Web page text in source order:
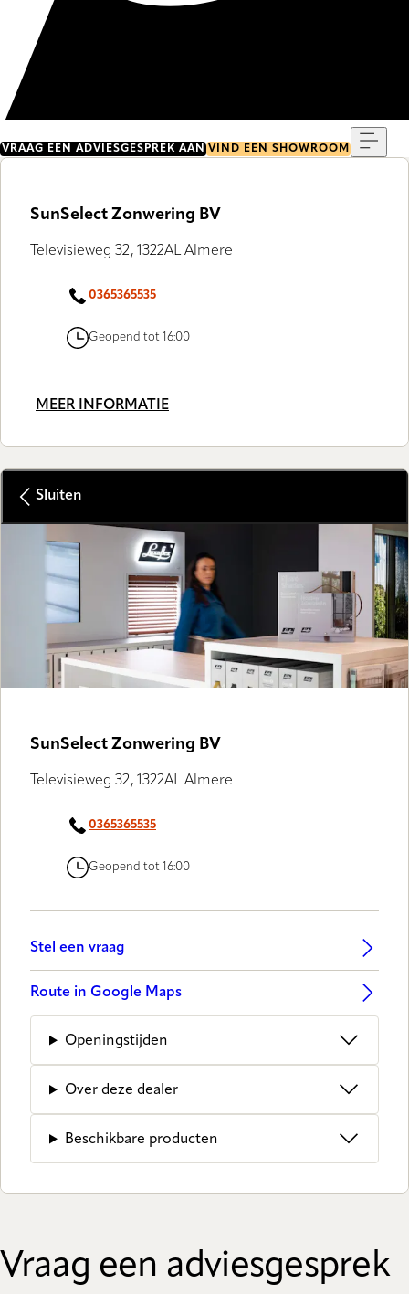
VRAAG EEN ADVIESGESPREK AAN VIND EEN SHOWROOM
SunSelect Zonwering BV
Televisieweg 32, 1322AL Almere
0365365535
Geopend tot 16:00
MEER INFORMATIE
Sluiten
SunSelect Zonwering BV
Televisieweg 32, 1322AL Almere
0365365535
Geopend tot 16:00
Stel een vraag
Route in Google Maps
Openingstijden
Over deze dealer
Beschikbare producten
Vraag een adviesgesprek